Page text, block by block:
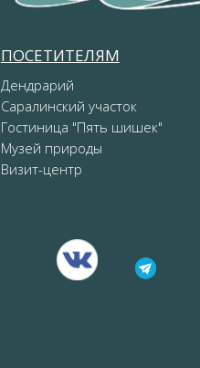
ПОСЕТИТЕЛЯМ
Дендрарий
Саралинский участок
Гостиница "Пять шишек"
Музей природы
Визит-центр